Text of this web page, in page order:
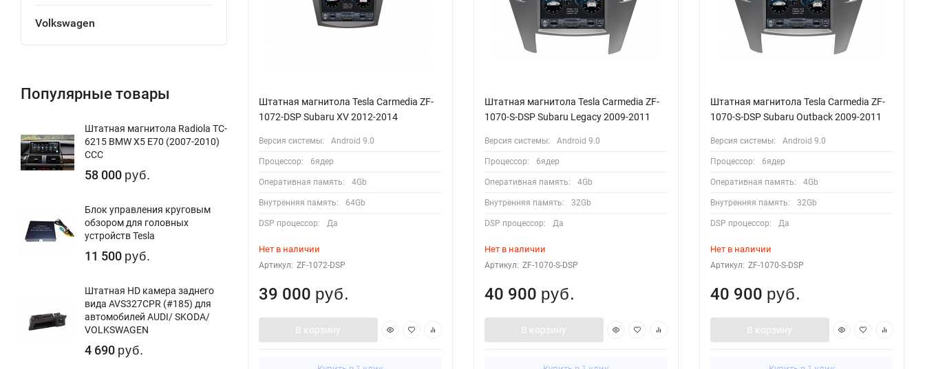
Volkswagen
Популярные товары
Штатная магнитола Radiola TC-
6215 BMW X5 E70 (2007-2010)
CCC
58 000 руб.
Блок управления круговым
обзором для головных
устройств Tesla
11 500 руб.
Штатная HD камера заднего
вида AVS327CPR (#185) для
автомобилей AUDI/ SKODA/
VOLKSWAGEN
4 690 руб.
Штатная магнитола Tesla Carmedia ZF-
1072-DSP Subaru XV 2012-2014
Версия системы: Android 9.0
Процессор: 6ядер
Оперативная память: 4Gb
Внутренняя память: 64Gb
DSP процессор: Да
Нет в наличии
Артикул: ZF-1072-DSP
39 000 руб.
В корзину
Штатная магнитола Tesla Сarmedia ZF-
1070-S-DSP Subaru Legacy 2009-2011
Версия системы: Android 9.0
Процессор: 6ядер
Оперативная память: 4Gb
Внутренняя память: 32Gb
DSP процессор: Да
Нет в наличии
Артикул: ZF-1070-S-DSP
40 900 руб.
В корзину
Штатная магнитола Tesla Сarmedia ZF-
1070-S-DSP Subaru Outback 2009-2011
Версия системы: Android 9.0
Процессор: 6ядер
Оперативная память: 4Gb
Внутренняя память: 32Gb
DSP процессор: Да
Нет в наличии
Артикул: ZF-1070-S-DSP
40 900 руб.
В корзину